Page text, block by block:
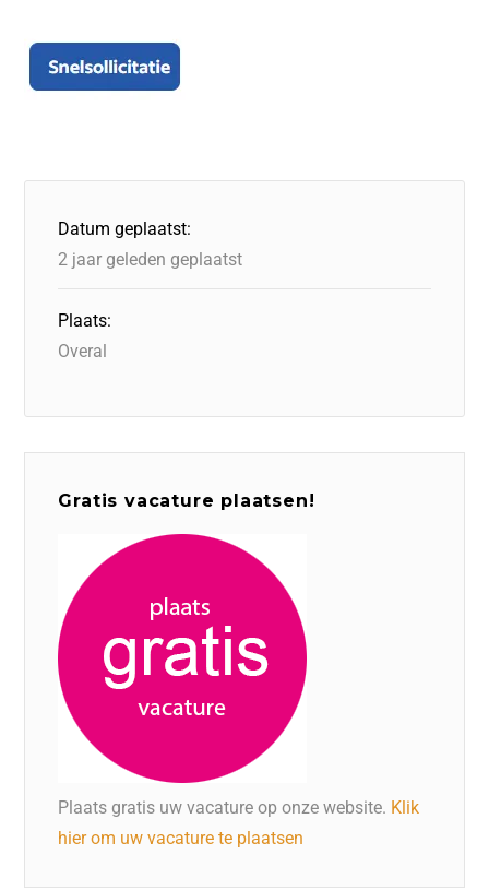
Datum geplaatst:
2 jaar geleden geplaatst
Plaats:
Overal
Gratis vacature plaatsen!
Plaats gratis uw vacature op onze website. Klik
hier om uw vacature te plaatsen